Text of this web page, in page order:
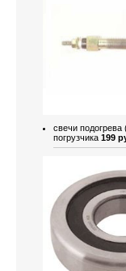
свечи подогрева
погрузчика 199